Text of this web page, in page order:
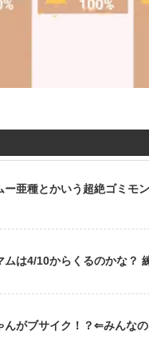
ー亜種とかいう超絶ゴミ
ムは4/10からくるのかな？
んがブサイク！？⇐みんな